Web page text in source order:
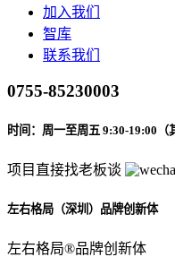
加入我们
智库
联系我们
0755-85230003
时间：周一至周五 9:30-19:00（
项目直接找老板谈
左右格局（深圳）品牌创新体
左右格局®品牌创新体